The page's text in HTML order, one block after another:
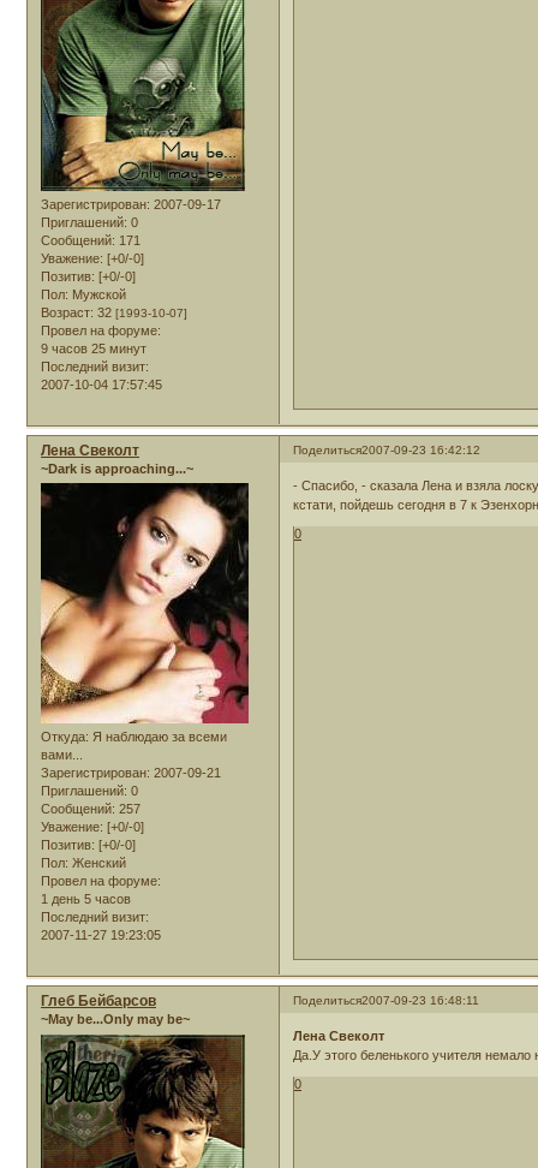
Зарегистрирован: 2007-09-17
Приглашений: 0
Сообщений: 171
Уважение: [+0/-0]
Позитив: [+0/-0]
Пол: Мужской
Возраст: 32 [1993-10-07]
Провел на форуме:
9 часов 25 минут
Последний визит:
2007-10-04 17:57:45
Поделиться2007-09-23 16:42:12
Лена Свеколт
~Dark is approaching...~
Откуда: Я наблюдаю за всеми
вами...
Зарегистрирован: 2007-09-21
Приглашений: 0
Сообщений: 257
Уважение: [+0/-0]
Позитив: [+0/-0]
Пол: Женский
Провел на форуме:
1 день 5 часов
Последний визит:
2007-11-27 19:23:05
- Спасибо, - сказала Лена и взяла
кстати, пойдешь сегодня в 7 к
0
Поделиться2007-09-23 16:48:11
Глеб Бейбарсов
~May be...Only may be~
Лена Свеколт
Да.У этого беленького учителя
0